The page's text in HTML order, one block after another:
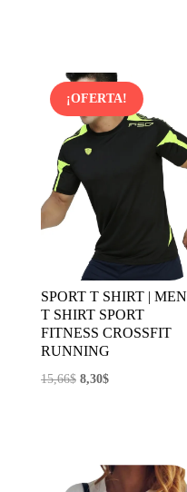
¡OFERTA!
SPORT T SHIRT | MEN
T SHIRT SPORT
FITNESS CROSSFIT
RUNNING
15,66$ El
15,66$.
8,30$El
8,30$.